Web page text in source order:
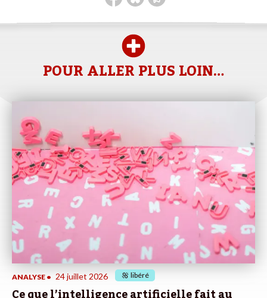
POUR ALLER PLUS LOIN…
ANALYSE • 24 juillet 2026 libéré